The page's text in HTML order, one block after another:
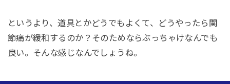
というより、道具とかどうでもよくて、どうやったら関
節痛が緩和するのか？そのためならぶっちゃけなんでも
良い。そんな感じなんでしょうね。